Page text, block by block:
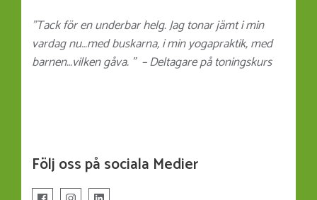
”Tack för en underbar helg. Jag tonar jämt i min
vardag nu…med buskarna, i min yogapraktik, med
barnen…vilken gåva. ” – Deltagare på toningskurs
Följ oss på sociala Medier